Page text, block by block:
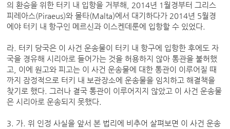
의 환승을 위한 터키 내 입항을 거부해, 2014년 1월경부터 그리스
피레아스(Piraeus)와 몰타(Malta)에서 대기하다가 2014년 5월경
에야 터키 내 항구인 메르신과 이스켄데룬에 입항할 수 있었다.
라. 터키 당국은 이 사건 운송물이 터키 내 항구에 입항한 후에도 자
국을 경유해 시리아로 들어가는 것을 허용하지 않아 통관을 불허했
고, 이에 원고와 피고는 이 사건 운송물에 대한 통관이 이루어질 때
까지 잠정적으로 터키 내 보관장소에 운송물을 임치하고 해결책을
찾기로 했다. 그러나 결국 통관이 이루어지지 않았고 이 사건 운송물
은 시리아로 운송되지 못했다.
3. 가. 위 인정 사실을 앞서 본 법리에 비추어 살펴보면 이 사건 운송